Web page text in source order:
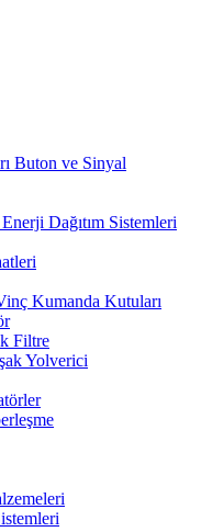
Buton ve Sinyal
Enerji Dağıtım Sistemleri
Kumanda Kutuları
Filtre
Yolverici